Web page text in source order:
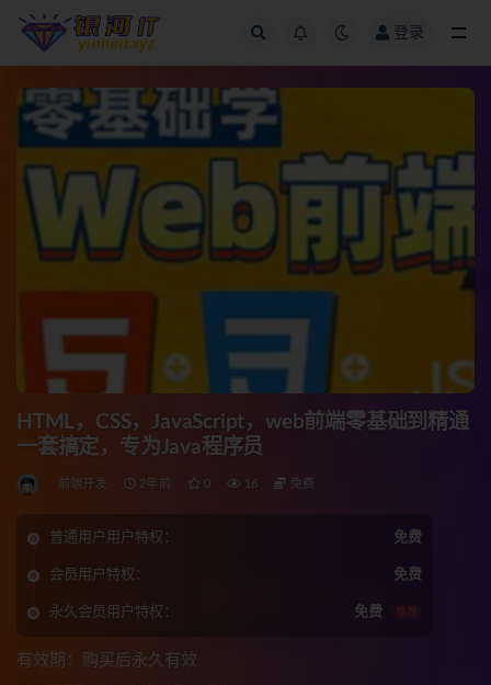
登录
HTML，CSS，JavaScript，web前端零基础到精通
一套搞定，专为Java程序员
前端开发 2年前 0 16 免费
普通用户用户特权： 免费
会员用户特权： 免费
永久会员用户特权： 免费 推荐
有效期：购买后永久有效